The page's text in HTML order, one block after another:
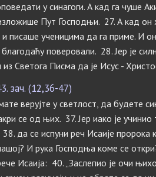
у синагоги. А кад га чуше
Пут Господњи. 27. А кад он
и писаше ученицима да га приме. И
поверовали. 28. Јер је
Светога Писма да је Исус -
зач. (12,36-47)
верујте у светлост, да будете
се од њих. 37. Јер иако је
да се испуни реч Исаије пророка
И рука Господња коме се
Исаија: 40. „Заслепио је очи